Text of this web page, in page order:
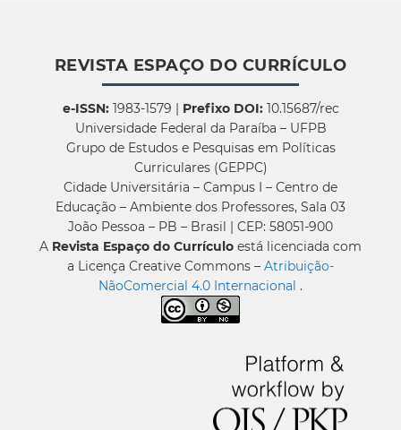
REVISTA ESPAÇO DO CURRÍCULO
e-ISSN:1983-1579 | Prefixo DOI:10.15687/rec
Universidade Federal da Paraíba – UFPB
Grupo de Estudos e Pesquisas em Políticas
Curriculares (GEPPC)
Cidade Universitária – Campus I – Centro de
Educação – Ambiente dos Professores, Sala 03
João Pessoa – PB – Brasil | CEP: 58051-900
A Revista Espaço do Currículo está licenciada com
a Licença Creative Commons – Atribuição-
NãoComercial 4.0 Internacional .